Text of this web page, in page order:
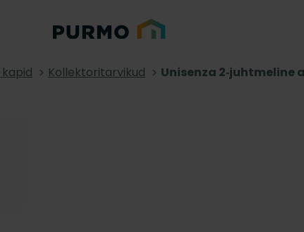
Kollektoritarvikud Unisenza 2‑juhtmeline